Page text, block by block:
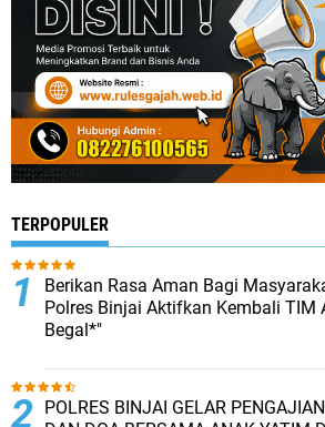
TERPOPULER
Berikan Rasa Aman Bagi
Polres Binjai Aktifkan Kembali TIM
Begal*"
POLRES BINJAI GELAR PENGAJIAN